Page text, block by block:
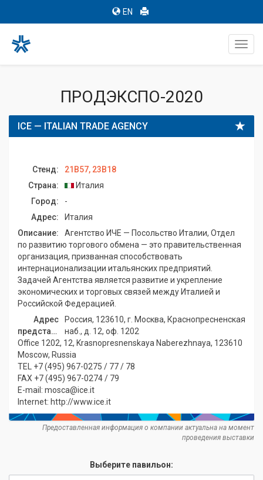
EN
ПРОДЭКСПО-2020
ICE — ITALIAN TRADE AGENCY
Стенд:
21B57, 23B18
Страна:
Италия
Город:
-
Адрес:
Италия
Описание:
Агентство ИЧЕ — Посольство Италии, Отдел
по развитию торгового обмена — это правительственная
организация, призванная способствовать
интернационализации итальянских предприятий.
Задачей Агентства является развитие и укрепление
экономических и торговых связей между Италией и
Российской Федерацией.
Адрес
представительства:
Россия, 123610, г. Москва, Краснопресненская
наб., д. 12, оф. 1202
Office 1202, 12, Krasnopresnenskaya Naberezhnaya, 123610
Moscow, Russia
TEL +7 (495) 967-0275 / 77 / 78
FAX +7 (495) 967-0274 / 79
E-mail: mosca@ice.it
Internet: http://www.ice.it
Предоставленная информация о компании актуальна на момент
проведения выставки
Выберите павильон: